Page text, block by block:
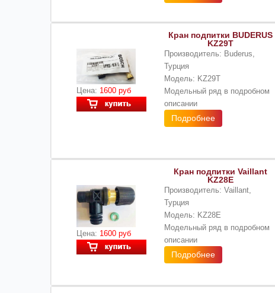
Цена: 1600 руб
Кран подпитки BUDERUS
KZ29T
Производитель: Buderus,
Турция
Модель: KZ29T
Модельный ряд в подробном
описании
Подробнее
Цена: 1600 руб
Кран подпитки Vaillant
KZ28E
Производитель: Vaillant,
Турция
Модель: KZ28E
Модельный ряд в подробном
описании
Подробнее